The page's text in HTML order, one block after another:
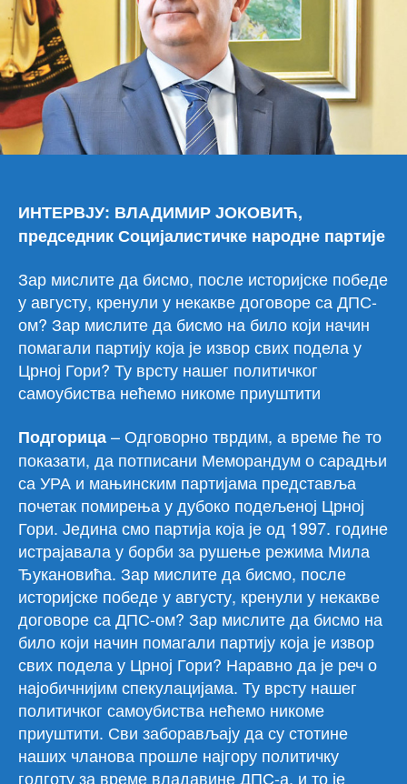
ИНТЕРВЈУ: ВЛАДИМИР ЈОКОВИЋ,
председник Социјалистичке народне партије
Зар мислите да бисмо, после историјске победе
у августу, кренули у некакве договоре са ДПС-
ом? Зар мислите да бисмо на било који начин
помагали партију која је извор свих подела у
Црној Гори? Ту врсту нашег политичког
самоубиства нећемо никоме приуштити
Подгорица– Одговорно тврдим, а време ће то
показати, да потписани Меморандум о сарадњи
са УРА и мањинским партијама представља
почетак помирења у дубоко подељеној Црној
Гори. Једина смо партија која је од 1997. године
истрајавала у борби за рушење режима Мила
Ђукановића. Зар мислите да бисмо, после
историјске победе у августу, кренули у некакве
договоре са ДПС-ом? Зар мислите да бисмо на
било који начин помагали партију која је извор
свих подела у Црној Гори? Наравно да је реч о
најобичнијим спекулацијама. Ту врсту нашег
политичког самоубиства нећемо никоме
приуштити. Сви заборављају да су стотине
наших чланова прошле најгору политичку
голготу за време владавине ДПС-а, и то је